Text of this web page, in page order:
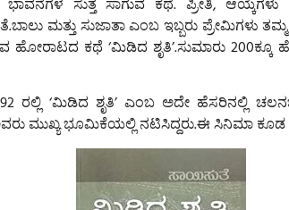
ಸುತ್ತ ಸಾಗುವ ಕಥೆ. ಪ್ರೀತಿ, ಆಯ್ಕೆಗಳು
ಮತ್ತು ಸುಜಾತಾ ಎಂಬ ಇಬ್ಬರು ಪ್ರೇಮಿಗಳು
ಕಥೆ ‘ಮಿಡಿದ ಶೃತಿ’.ಸುಮಾರು 200ಕ್ಕೂ
ರಲ್ಲಿ ‘ಮಿಡಿದ ಶೃತಿ’ ಎಂಬ ಅದೇ ಹೆಸರಿನಲ್ಲಿ
ಮುಖ್ಯ ಭೂಮಿಕೆಯಲ್ಲಿ ನಟಿಸಿದ್ದರು.ಈ ಸಿನಿಮಾ ಕೂಡ